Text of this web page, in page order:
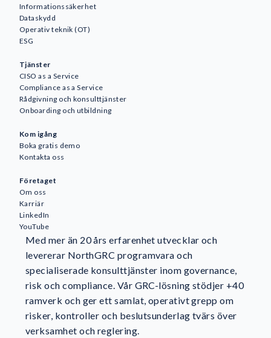
Informationssäkerhet
Dataskydd
Operativ teknik (OT)
ESG
Tjänster
CISO as a Service
Compliance as a Service
Rådgivning och konsulttjänster
Onboarding och utbildning
Kom igång
Boka gratis demo
Kontakta oss
Företaget
Om oss
Karriär
LinkedIn
YouTube
Med mer än 20 års erfarenhet utvecklar och
levererar NorthGRC programvara och
specialiserade konsulttjänster inom governance,
risk och compliance. Vår GRC-lösning stödjer +40
ramverk och ger ett samlat, operativt grepp om
risker, kontroller och beslutsunderlag tvärs över
verksamhet och reglering.